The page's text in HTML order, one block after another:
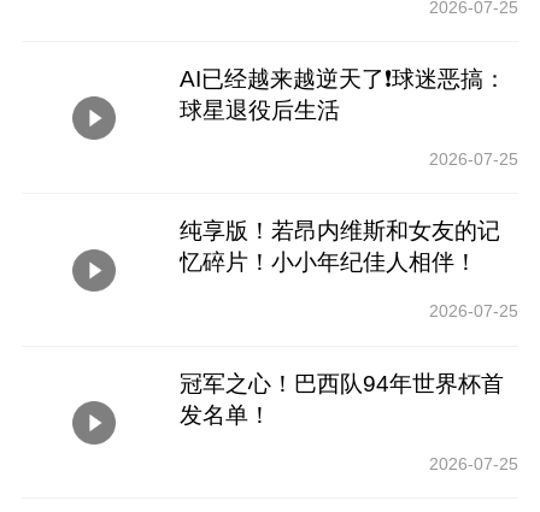
2026-07-25
AI已经越来越逆天了❗️球迷恶搞：
球星退役后生活
2026-07-25
纯享版！若昂内维斯和女友的记
忆碎片！小小年纪佳人相伴！
2026-07-25
冠军之心！巴西队94年世界杯首
发名单！
2026-07-25